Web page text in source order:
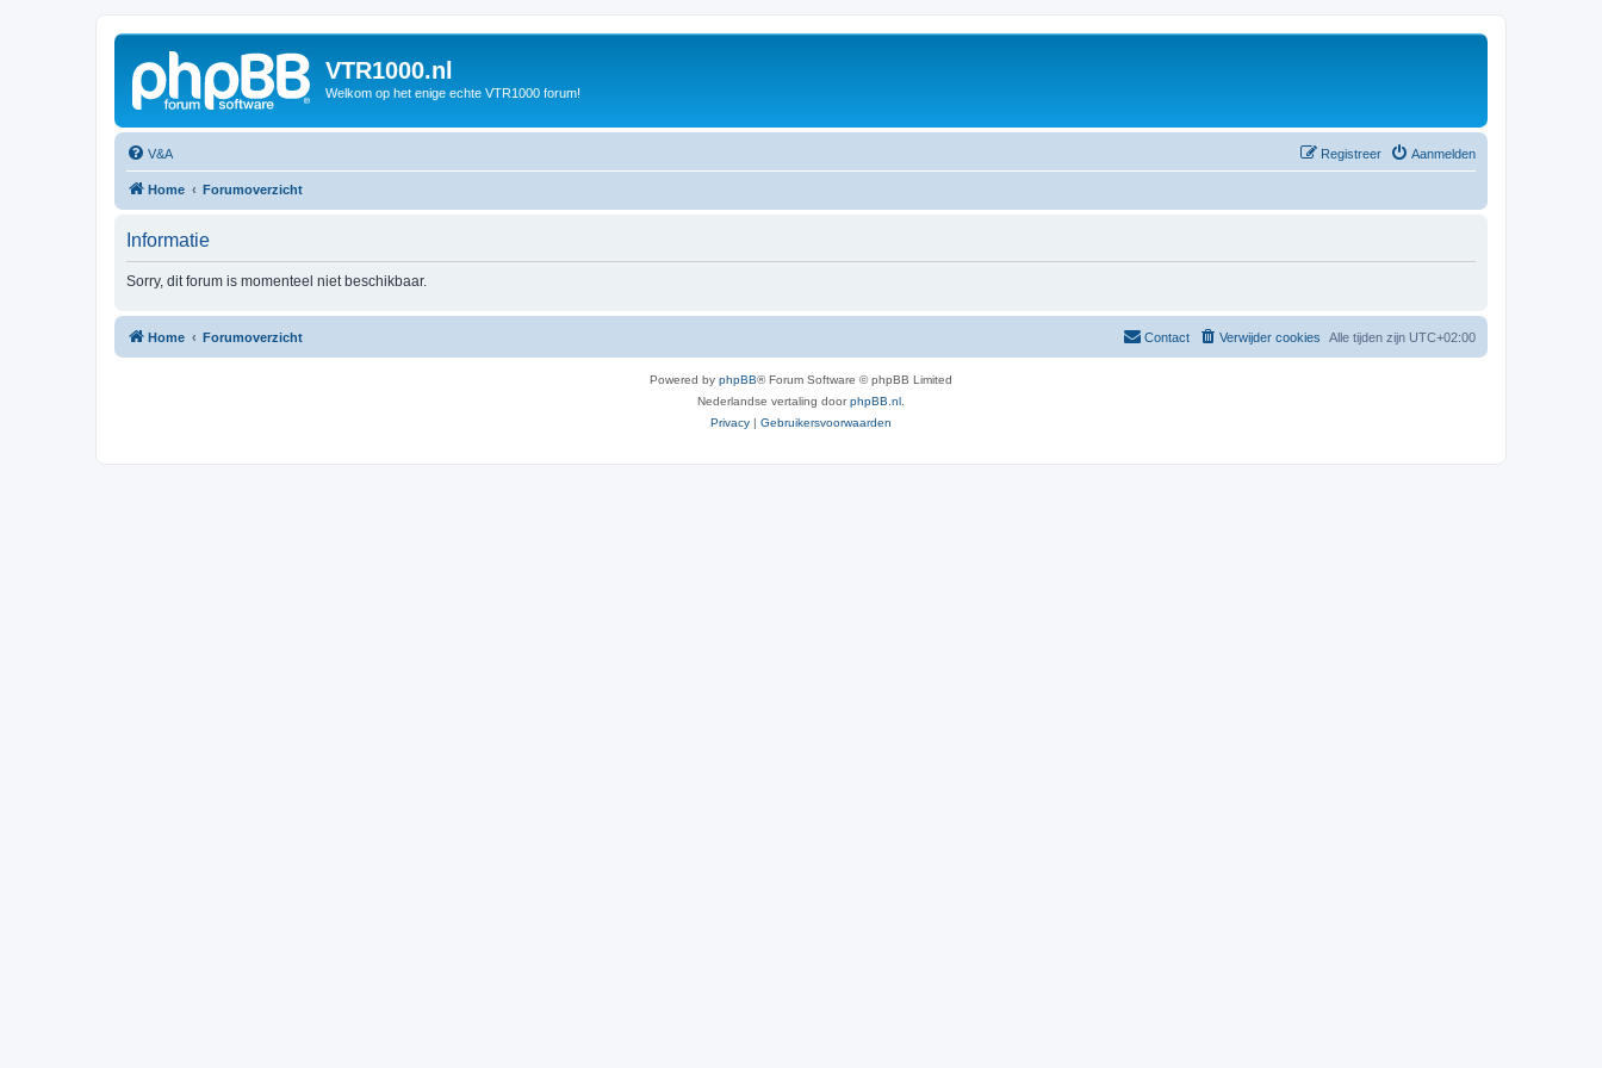
VTR1000.nl
Welkom op het enige echte VTR1000 forum!
V&A Aanmelden
Registreer
Home Forumoverzicht
Informatie
Sorry, dit forum is momenteel niet beschikbaar.
Home Forumoverzicht Alle tijden zijn UTC+02:00
Verwijder cookies
Contact
Powered by phpBB® Forum Software © phpBB Limited
Nederlandse vertaling doorphpBB.nl
Privacy | Gebruikersvoorwaarden